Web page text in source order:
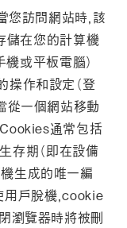
訪問網站時，該
儲在您的計算機
或平板電腦）
操作和設定（登
從一個網站移動
Cookies通常包括
存期（即在設備
生成的唯一編
用戶脫機，cookie
瀏覽器時將被刪